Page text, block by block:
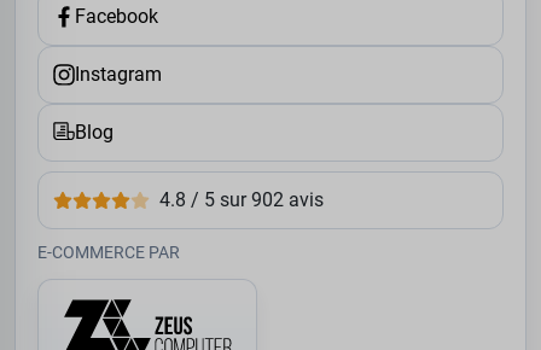
Facebook
Instagram
Blog
4.8 / 5 sur 902 avis
E-COMMERCE PAR